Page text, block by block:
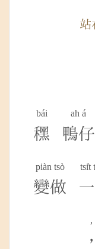
站
bái
䆀
ah á
鴨仔
piàn tsò
變做
tsi̍t
,
，